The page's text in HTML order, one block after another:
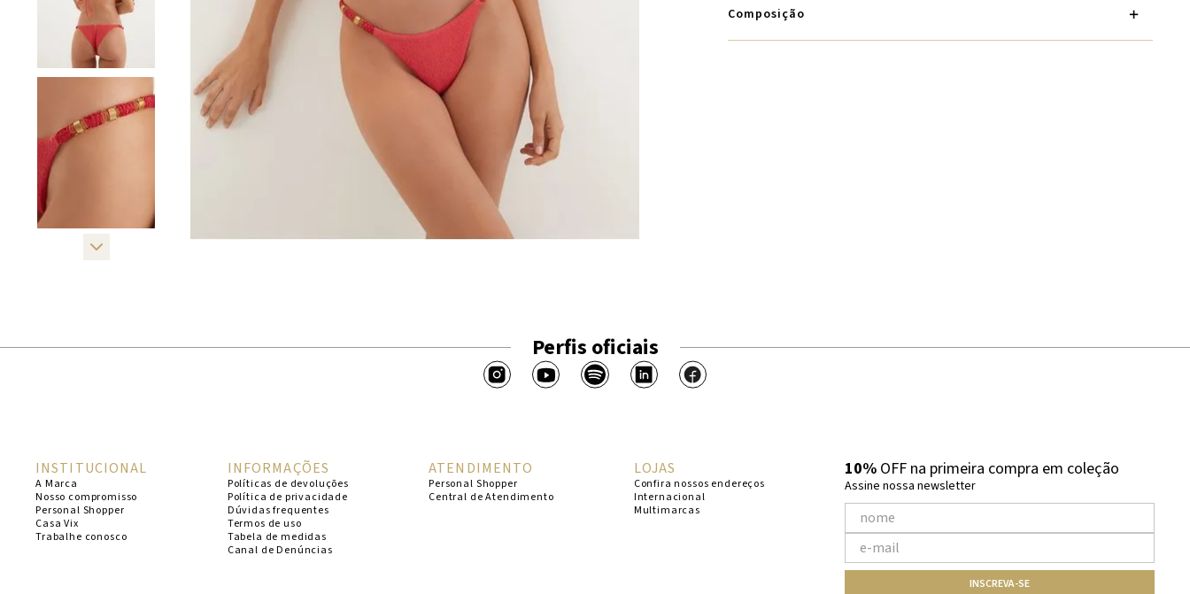
Composição
Perfis oficiais
INSTITUCIONAL
A Marca
Nosso compromisso
Personal Shopper
Casa Vix
Trabalhe conosco
INFORMAÇÕES
Políticas de devoluções
Política de privacidade
Dúvidas frequentes
Termos de uso
Tabela de medidas
Canal de Denúncias
ATENDIMENTO
Personal Shopper
Central de Atendimento
LOJAS
Confira nossos endereços
Internacional
Multimarcas
10%OFF na primeira compra em coleção
Assine nossa newsletter
INSCREVA-SE